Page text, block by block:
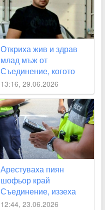
Откриха жив и здрав
млад мъж от
Съединение, когото
родителите му
издирваха
13:16, 29.06.2026
Арестуваха пиян
шофьор край
Съединение, иззеха
колата му
12:44, 23.06.2026